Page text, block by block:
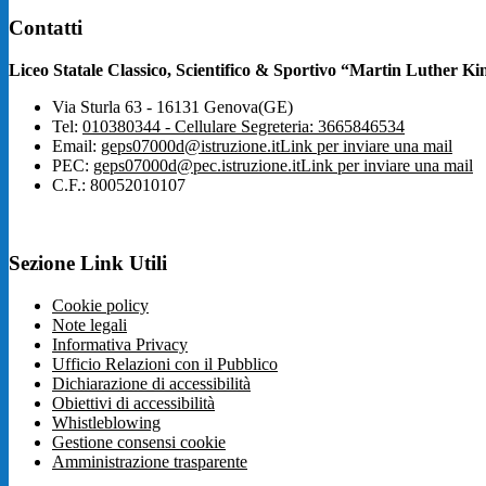
Contatti
Liceo Statale Classico, Scientifico & Sportivo “Martin Luther
Via Sturla 63 - 16131 Genova(GE)
Tel: 010380344 - Cellulare Segreteria: 3665846534
Email: geps07000d@istruzione.itLink per inviare una mail
PEC: geps07000d@pec.istruzione.itLink per inviare una mail
C.F.: 80052010107
Sezione Link Utili
Cookie policy
Note legali
Informativa Privacy
Ufficio Relazioni con il Pubblico
Dichiarazione di accessibilità
Obiettivi di accessibilità
Whistleblowing
Gestione consensi cookie
Amministrazione trasparente